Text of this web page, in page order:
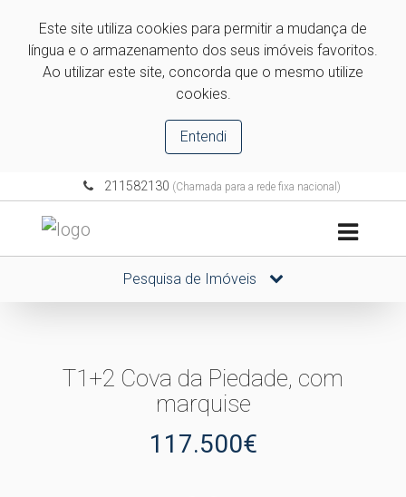
Este site utiliza cookies para permitir a mudança de
língua e o armazenamento dos seus imóveis favoritos.
Ao utilizar este site, concorda que o mesmo utilize
cookies.
Entendi
211582130 (Chamada para a rede fixa nacional)
Pesquisa de Imóveis
T1+2 Cova da Piedade, com
marquise
117.500€